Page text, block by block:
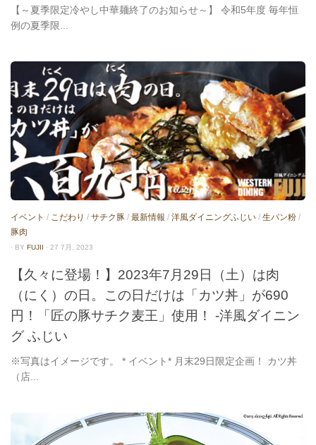
【～夏季限定冷やし中華麺終了のお知らせ～】 令和5年度 毎年恒
例の夏季限...
イベント / こだわり / サチク豚 / 最新情報 / 洋風ダイニングふじい / 生パン粉 /
豚肉
· BY FUJII · 27 7月, 2023
【久々に登場！】2023年7月29日（土）は肉
（にく）の日。この日だけは「カツ丼」が690
円！「匠の豚サチク麦王」使用！ -洋風ダイニン
グ ふじい
※写真はイメージです。 * イベント* 月末29日限定企画！ カツ丼
（店...